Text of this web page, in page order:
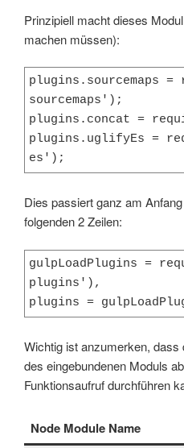
Prinzipiell macht dieses
machen müssen):
plugins.sourcemaps
sourcemaps');
plugins.concat =
plugins.uglifyEs =
es');
Dies passiert ganz am
folgenden 2 Zeilen:
gulpLoadPlugins =
plugins'),
plugins =
Wichtig ist anzumerken,
des eingebundenen Moduls
Funktionsaufruf durchführen
Node Module Name